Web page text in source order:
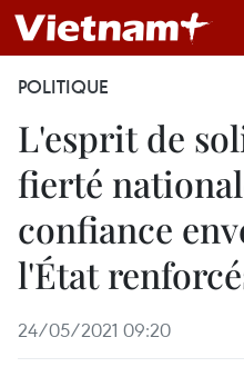
POLITIQUE
L'esprit de
fierté
confiance
l'État
24/05/2021 09:20